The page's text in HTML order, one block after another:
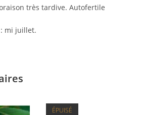
très tardive. Autofertile
mi juillet.
ÉPUISÉ